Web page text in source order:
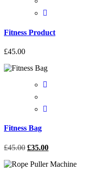
Fitness Product
£45.00
Fitness Bag
£45.00 £35.00